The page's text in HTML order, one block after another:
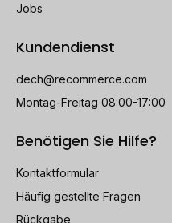
Jobs
Kundendienst
dech@recommerce.com
Montag-Freitag 08:00-17:00
Benötigen Sie Hilfe?
Kontaktformular
Häufig gestellte Fragen
Rückgabe